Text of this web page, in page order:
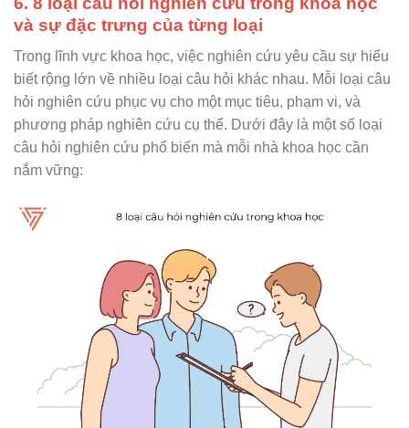
và sự đặc trưng của từng loại
Trong lĩnh vực khoa học, việc nghiên cứu yêu cầu sự hiểu
biết rộng lớn về nhiều loại câu hỏi khác nhau. Mỗi loại câu
hỏi nghiên cứu phục vụ cho một mục tiêu, phạm vi, và
phương pháp nghiên cứu cụ thể. Dưới đây là một số loại
câu hỏi nghiên cứu phổ biến mà mỗi nhà khoa học cần
nắm vững: